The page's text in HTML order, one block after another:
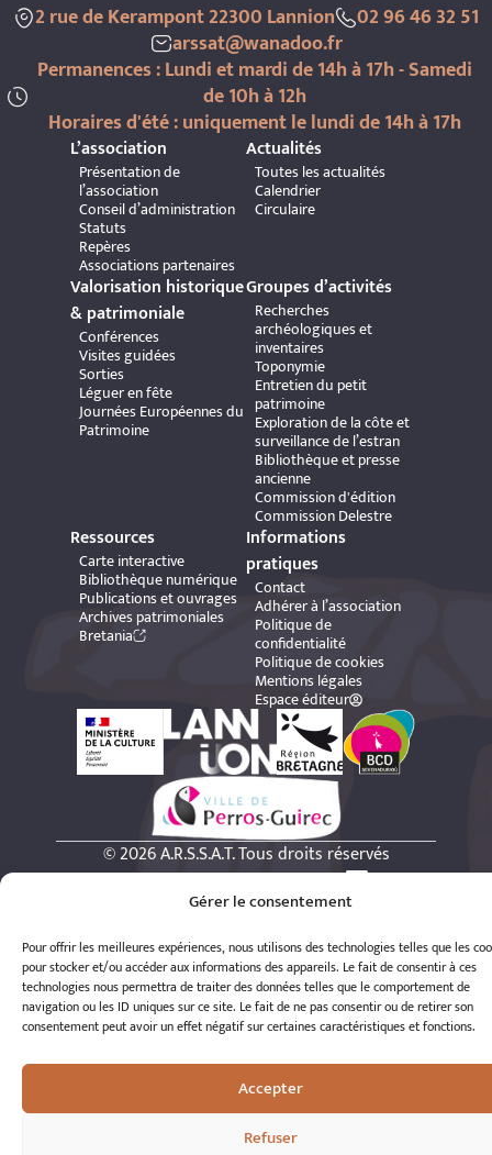
Gérer le consentement
Pour offrir les meilleures expériences, nous utilisons des technologies telles que les
pour stocker et/ou accéder aux informations des appareils. Le fait de consentir à ces
technologies nous permettra de traiter des données telles que le comportement de
navigation ou les ID uniques sur ce site. Le fait de ne pas consentir ou de retirer son
consentement peut avoir un effet négatif sur certaines caractéristiques et fonctions.
Accepter
Refuser
2 rue de Kerampont 22300 Lannion
02 96 46 32 51
arssat@wanadoo.fr
Permanences : Lundi et mardi de 14h à 17h - Samedi
de 10h à 12h
Horaires d'été : uniquement le lundi de 14h à 17h
L’association
Présentation de
l’association
Conseil d’administration
Statuts
Repères
Associations partenaires
Actualités
Toutes les actualités
Calendrier
Circulaire
Valorisation historique
& patrimoniale
Conférences
Visites guidées
Sorties
Léguer en fête
Journées Européennes du
Patrimoine
Groupes d’activités
Recherches
archéologiques et
inventaires
Toponymie
Entretien du petit
patrimoine
Exploration de la côte et
surveillance de l’estran
Bibliothèque et presse
ancienne
Commission d'édition
Commission Delestre
Ressources
Carte interactive
Bibliothèque numérique
Publications et ouvrages
Archives patrimoniales
Bretania
Informations
pratiques
Contact
Adhérer à l’association
Politique de
confidentialité
Politique de cookies
Mentions légales
Espace éditeur
© 2026 A.R.S.S.A.T. Tous droits réservés
Réalisation : Romain Le Corre